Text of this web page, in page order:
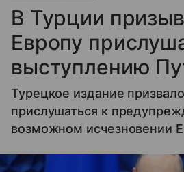
В Турции
Европу
выступлению
Турецкое издание
прислушаться к
возможном исчезновении